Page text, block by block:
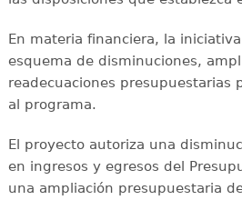
En materia financiera, la
esquema de disminuciones,
readecuaciones presupuestarias
al programa.
El proyecto autoriza una
en ingresos y egresos del
una ampliación presupuestaria